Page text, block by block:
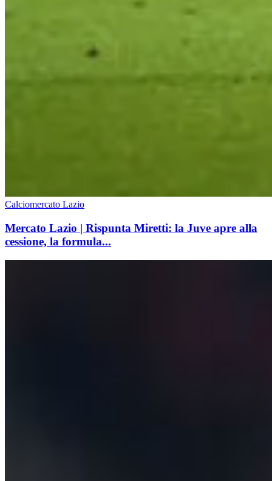
Calciomercato Lazio
Mercato Lazio | Rispunta Miretti: la Juve apre alla
cessione, la formula...